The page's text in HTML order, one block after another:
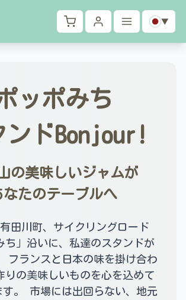
▼
ッポみち
ンドBonjour!
の美味しいジャムが
なたのテーブルへ
田川町、サイクリングロード
ち」沿いに、私達のスタンドが
フランスと日本の味を掛け合わ
りの美味しいものを心を込めて
す。 市場には出回らない、地元